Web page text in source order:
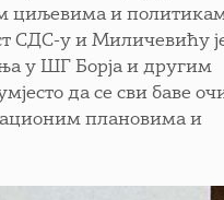
циљевима и
СДС-у и Миличевићу
у ШГ Борја и другим
да се сви баве
плановима и